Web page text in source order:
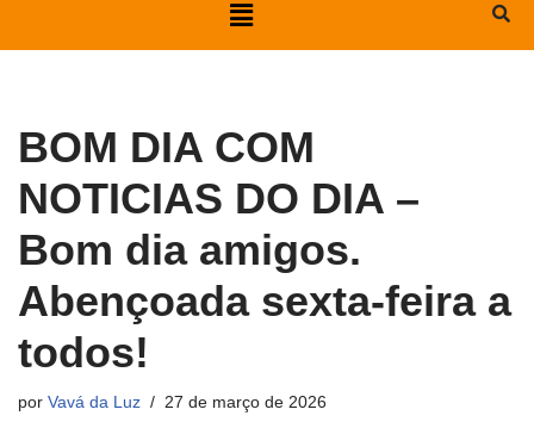
BOM DIA COM
NOTICIAS DO DIA –
Bom dia amigos.
Abençoada sexta-feira a
todos!
por Vavá da Luz 27 de março de 2026